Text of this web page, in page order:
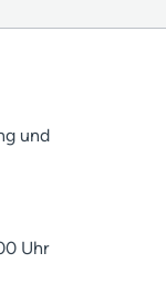
und
Uhr